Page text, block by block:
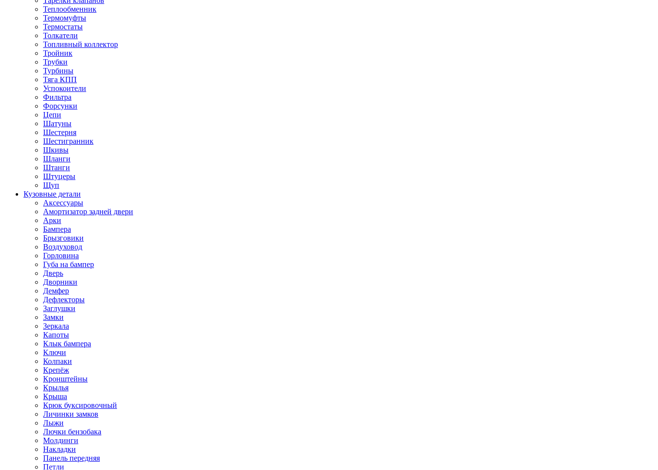
Теплообменник
Термомуфты
Термостаты
Толкатели
Топливный коллектор
Тройник
Трубки
Турбины
Тяга КПП
Успокоители
Фильтра
Форсунки
Цепи
Шатуны
Шестерня
Шестигранник
Шкивы
Шланги
Штанги
Штуцеры
Щуп
Кузовные детали
Аксессуары
Амортизатор задней двери
Арки
Бампера
Брызговики
Воздуховод
Горловина
Губа на бампер
Дверь
Дворники
Демфер
Дефлекторы
Заглушки
Замки
Зеркала
Капоты
Клык бампера
Ключи
Колпаки
Крепёж
Кронштейны
Крылья
Крыша
Крюк буксировочный
Личинки замков
Лыжи
Лючки бензобака
Молдинги
Накладки
Панель передняя
Петли